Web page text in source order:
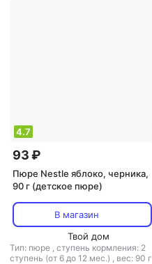
4.7
93 ₽
Пюре Nestle яблоко, черника,
90 г (детское пюре)
В магазин
Твой дом
Тип: пюре , ступень кормления: 2
ступень (от 6 до 12 мес.) , вес: 90 г